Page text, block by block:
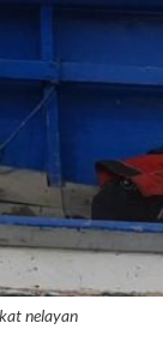
nelayan